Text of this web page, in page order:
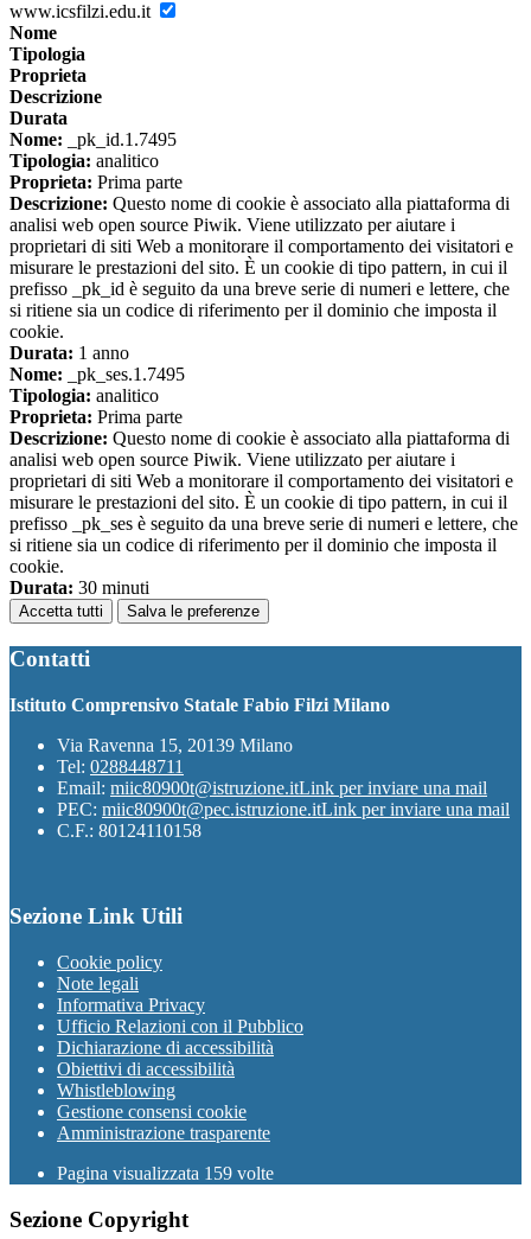
www.icsfilzi.edu.it
Nome
Tipologia
Proprieta
Descrizione
Durata
Nome: _pk_id.1.7495
Tipologia: analitico
Proprieta: Prima parte
Descrizione: Questo nome di cookie è associato alla piattaforma di
analisi web open source Piwik. Viene utilizzato per aiutare i
proprietari di siti Web a monitorare il comportamento dei visitatori e
misurare le prestazioni del sito. È un cookie di tipo pattern, in cui il
prefisso _pk_id è seguito da una breve serie di numeri e lettere, che
si ritiene sia un codice di riferimento per il dominio che imposta il
cookie.
Durata: 1 anno
Nome: _pk_ses.1.7495
Tipologia: analitico
Proprieta: Prima parte
Descrizione: Questo nome di cookie è associato alla piattaforma di
analisi web open source Piwik. Viene utilizzato per aiutare i
proprietari di siti Web a monitorare il comportamento dei visitatori e
misurare le prestazioni del sito. È un cookie di tipo pattern, in cui il
prefisso _pk_ses è seguito da una breve serie di numeri e lettere, che
si ritiene sia un codice di riferimento per il dominio che imposta il
cookie.
Durata: 30 minuti
Accetta tutti Salva le preferenze
Contatti
Istituto Comprensivo Statale Fabio Filzi Milano
Via Ravenna 15, 20139 Milano
Tel: 0288448711
Email: miic80900t@istruzione.itLink per inviare una mail
PEC: miic80900t@pec.istruzione.itLink per inviare una mail
C.F.: 80124110158
Sezione Link Utili
Cookie policy
Note legali
Informativa Privacy
Ufficio Relazioni con il Pubblico
Dichiarazione di accessibilità
Obiettivi di accessibilità
Whistleblowing
Gestione consensi cookie
Amministrazione trasparente
Pagina visualizzata 159 volte
Sezione Copyright